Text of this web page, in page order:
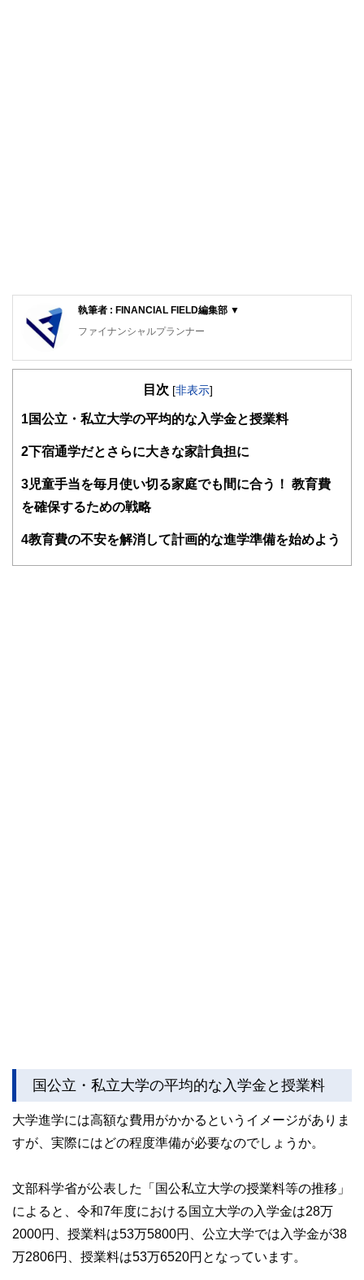
執筆者 : FINANCIAL FIELD編集部 ▼
ファイナンシャルプランナー
FinancialField編集部は、金融、経済に関する記事を、日々
知識がない方でも理解できるようわかりやすく発信していま
得者を中心に「お金や暮らし」に関する書籍・雑誌の編集経
験者で構成され、企画立案から記事掲載まですべての工程に
関わることで、読者目線のコンテンツを追求しています。
FinancialFieldの特徴は、ファイナンシャルプランナー、弁
ドバイザー、DCプランナー、公認会計士、社会保険労務
士、行政書士、投資アナリスト、キャリアコンサルタントな
目次 [非表示]
1 国公立・私立大学の平均的な入学金と授業料
2下宿通学だとさらに大きな家計負担に
3児童手当を毎月使い切る家庭でも間に合う！ 教育費
を確保するための戦略
4教育費の不安を解消して計画的な進学準備を始めよう
国公立・私立大学の平均的な入学金と授業料
大学進学には高額な費用がかかるというイメージがありま
すが、実際にはどの程度準備が必要なのでしょうか。
文部科学省が公表した「国公私立大学の授業料等の推移」
によると、令和7年度における国立大学の入学金は28万
2000円、授業料は53万5800円、公立大学では入学金が38
万2806円、授業料は53万6520円となっています。